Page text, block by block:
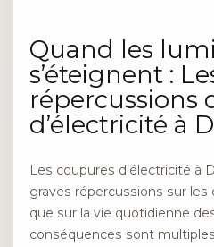
Quand les
s’éteignent :
répercussions
d’électricité à
Les coupures d’électricité à
graves répercussions sur les
que sur la vie quotidienne
conséquences sont